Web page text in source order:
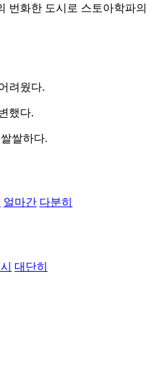
번화한 도시로 스토아학파의
려웠다.
했다.
쌀하다.
얼마간 다분히
대단히